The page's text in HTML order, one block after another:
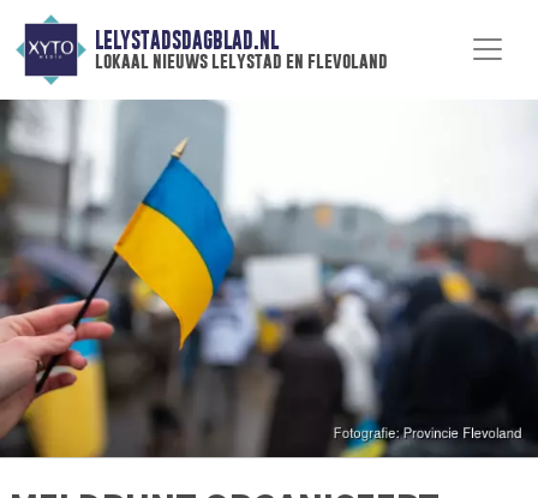
LELYSTADSDAGBLAD.NL
lokaal nieuws lelystad en flevoland